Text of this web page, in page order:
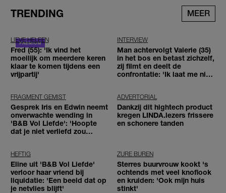
TRENDING MEER
LIEVE HELEEN
Fred (55): 'Ik vind het
moeilijk om meerdere keren
klaar te komen tijdens een
vrijpartij'
INTERVIEW
Man achtervolgt Valerie (35)
in het bos en betast zichzelf,
zij filmt en deelt de
confrontatie: 'Ik laat me niet
FRAGMENT GEMIST
Gesprek Iris en Edwin neemt
onverwachte wending in
'B&B Vol Liefde': 'Hoopte
dat je niet verliefd zou
ADVERTORIAL
Dankzij dit hightech product
kregen LINDA.lezers frissere
en schonere tanden
HEFTIG
Eline uit 'B&B Vol Liefde'
verloor haar vriend bij
liquidatie: 'Een beeld dat op
je netvlies blijft'
ZURE BUREN
Sterres buurvrouw kookt 's
ochtends met veel knoflook
en kruiden: 'Ook mijn huis
stinkt'